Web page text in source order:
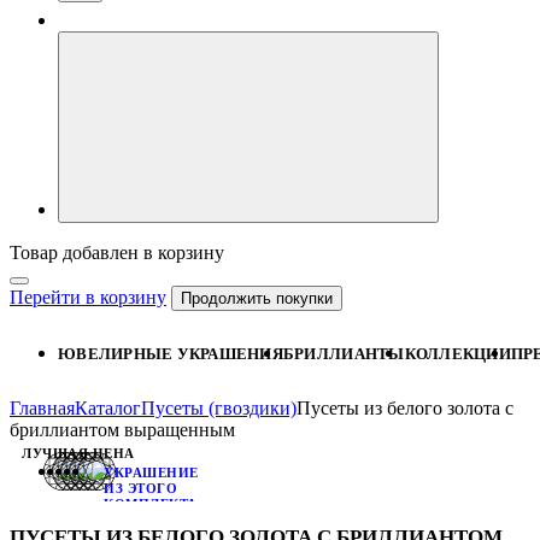
Товар добавлен в корзину
Перейти в корзину Продолжить покупки
ЮВЕЛИРНЫЕ УКРАШЕНИЯБРИЛЛИАНТЫКОЛЛЕКЦИИ
ГлавнаяКаталогПусеты (гвоздики)Пусеты из белого золота с
бриллиантом выращенным
ЛУЧШАЯ ЦЕНА
УКРАШЕНИЕ
ИЗ ЭТОГО
КОМПЛЕКТА: